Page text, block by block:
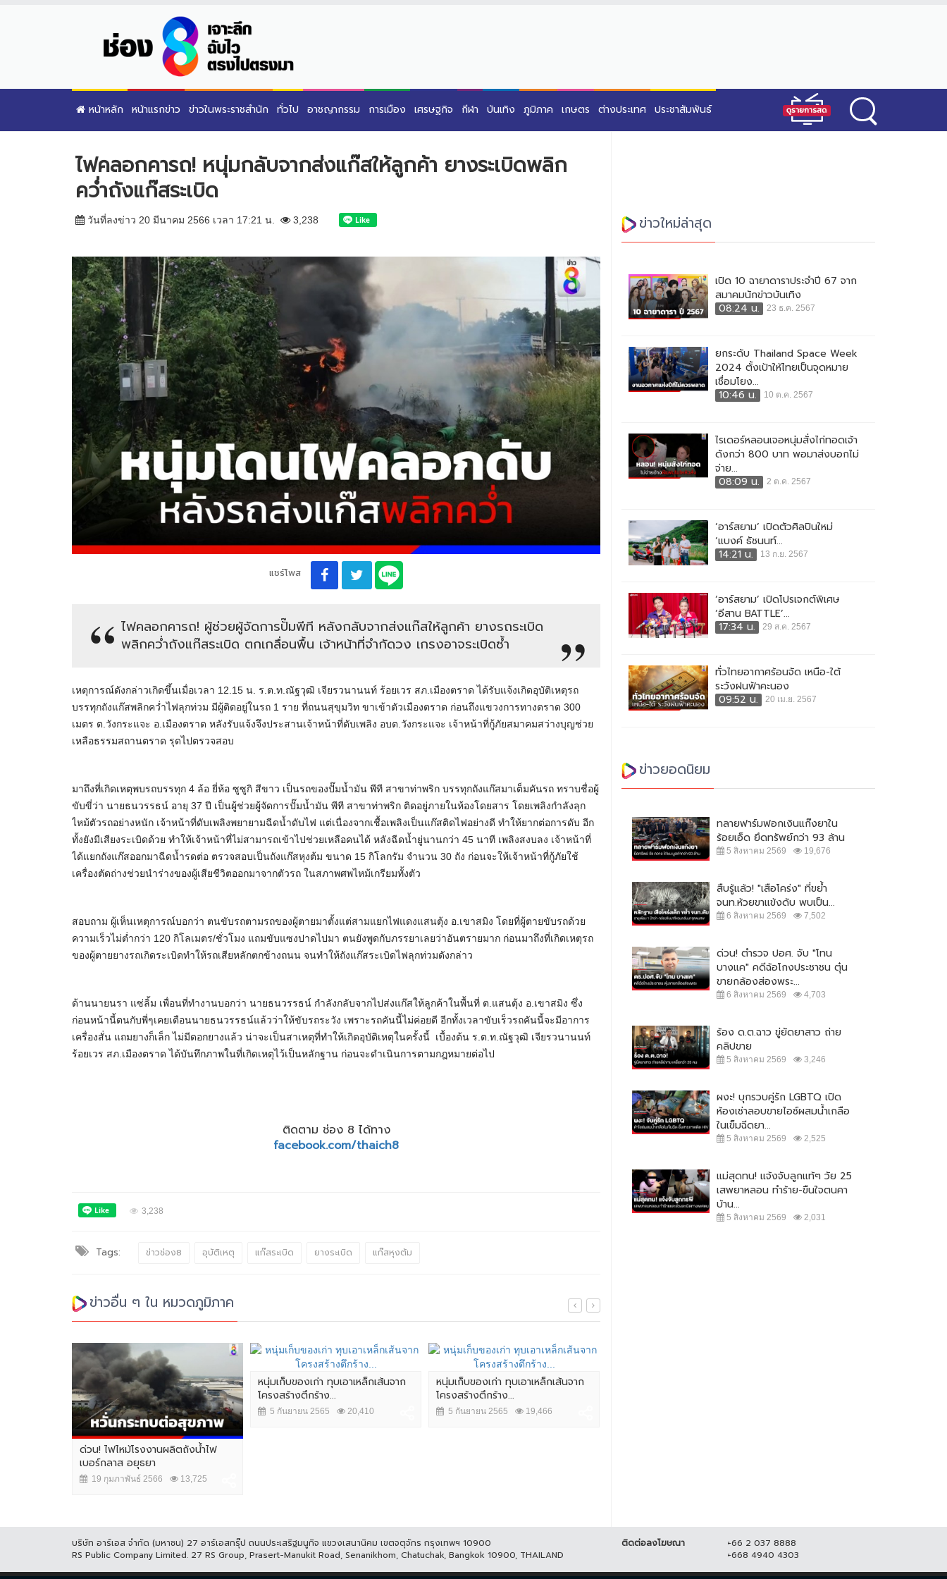
หน้าหลัก หน้าแรกข่าว ข่าวในพระราชสำนัก ทั่วไป อาชญากรรม การเมือง เศรษฐกิจ กีฬา บันเทิง ภูมิภาค เกษตร ต่างประเทศ ประชาสัมพันธ์
ไฟคลอกคารถ! หนุ่มกลับจากส่งแก๊สให้ลูกค้า ยางระเบิดพลิก
คว่ำถังแก๊สระเบิด
วันที่ลงข่าว 20 มีนาคม 2566 เวลา 17:21 น. 3,238
แชร์โพส
ไฟคลอกคารถ! ผู้ช่วยผู้จัดการปั๊มพีที หลังกลับจากส่งแก๊สให้ลูกค้า ยางรถระเบิด
พลิกคว่ำถังแก๊สระเบิด ตกเกลื่อนพื้น เจ้าหน้าที่จำกัดวง เกรงอาจระเบิดซ้ำ
เหตุการณ์ดังกล่าวเกิดขึ้นเมื่อเวลา 12.15 น. ร.ต.ท.ณัฐวุฒิ เจียรวนานนท์ ร้อยเวร สภ.เมืองตราด ได้รับแจ้งเกิดอุบัติเหตุรถ
บรรทุกถังแก๊สพลิกคว่ำไฟลุกท่วม มีผู้ติดอยู่ในรถ 1 ราย ที่ถนนสุขุมวิท ขาเข้าตัวเมืองตราด ก่อนถึงแขวงการทางตราด 300
เมตร ต.วังกระแจะ อ.เมืองตราด หลังรับแจ้งจึงประสานเจ้าหน้าที่ดับเพลิง อบต.วังกระแจะ เจ้าหน้าที่กู้ภัยสมาคมสว่างบุญช่วย
เหลือธรรมสถานตราด รุดไปตรวจสอบ
มาถึงที่เกิดเหตุพบรถบรรทุก 4 ล้อ ยี่ห้อ ซูซูกิ สีขาว เป็นรถของปั๊มน้ำมัน พีที สาขาท่าพริก บรรทุกถังแก๊สมาเต็มคันรถ ทราบชื่อผู้
ขับขี่ว่า นายธนวรรธน์ อายุ 37 ปี เป็นผู้ช่วยผู้จัดการปั๊มน้ำมัน พีที สาขาท่าพริก ติดอยู่ภายในห้องโดยสาร โดยเพลิงกำลังลุก
ไหม้ตัวรถอย่างหนัก เจ้าหน้าที่ดับเพลิงพยายามฉีดน้ำดับไฟ แต่เนื่องจากเชื้อเพลิงเป็นแก๊สติดไฟอย่างดี ทำให้ยากต่อการดับ อีก
ทั้งยังมีเสียงระเบิดด้วย ทำให้เจ้าหน้าที่ไม่สามารถเข้าไปช่วยเหลือคนได้ หลังฉีดน้ำยู่นานกว่า 45 นาที เพลิงสงบลง เจ้าหน้าที่
ได้แยกถังแก๊สออกมาฉีดน้ำรดต่อ ตรวจสอบเป็นถังแก๊สหุงต้ม ขนาด 15 กิโลกรัม จำนวน 30 ถัง ก่อนจะให้เจ้าหน้าที่กู้ภัยใช้
เครื่องตัดถ่างช่วยนำร่างของผู้เสียชีวิตออกมาจากตัวรถ ในสภาพศพไหม้เกรียมทั้งตัว
สอบถาม ผู้เห็นเหตุการณ์บอกว่า ตนขับรถตามรถของผู้ตายมาตั้งแต่สามแยกไฟแดงแสนตุ้ง อ.เขาสมิง โดยที่ผู้ตายขับรถด้วย
ความเร็วไม่ต่ำกว่า 120 กิโลเมตร/ชั่วโมง แถมขับแซงปาดไปมา ตนยังพูดกับภรรยาเลยว่าอันตรายมาก ก่อนมาถึงที่เกิดเหตุรถ
ของผู้ตายยางรถเกิดระเบิดทำให้รถเสียหลักตกข้างถนน จนทำให้ถังแก๊สระเบิดไฟลุกท่วมดังกล่าว
ด้านนายนรา แซ่ลิ้ม เพื่อนที่ทำงานบอกว่า นายธนวรรธน์ กำลังกลับจากไปส่งแก๊สให้ลูกค้าในพื้นที่ ต.แสนตุ้ง อ.เขาสมิง ซึ่ง
ก่อนหน้านี้ตนกับพี่ๆเคยเตือนนายธนวรรธน์แล้วว่าให้ขับรถระวัง เพราะรถคันนี้ไม่ค่อยดี อีกทั้งเวลาขับเร็วรถคันนี้จะมีอาการ
เครื่องสั่น แถมยางก็เล็ก ไม่มีดอกยางแล้ว น่าจะเป็นสาเหตุที่ทำให้เกิดอุบัติเหตุในครั้งนี้ เบื้องต้น ร.ต.ท.ณัฐวุฒิ เจียรวนานนท์
ร้อยเวร สภ.เมืองตราด ได้บันทึกภาพในที่เกิดเหตุไว้เป็นหลักฐาน ก่อนจะดำเนินการตามกฎหมายต่อไป
ติดตาม ช่อง 8 ได้ทาง
facebook.com/thaich8
3,238
Tags: ข่าวช่อง8 อุบัติเหตุ แก๊สระเบิด ยางระเบิด แก๊สหุงต้ม
ข่าวอื่น ๆ ใน หมวดภูมิภาค
ด่วน! ไฟไหม้โรงงานผลิตถังน้ำไฟ
เบอร์กลาส อยุธยา
19 กุมภาพันธ์ 2566 13,725
หนุ่มเก็บของเก่า ทุบเอาเหล็กเส้นจาก
โครงสร้างตึกร้าง...
5 กันยายน 2565 20,410
หนุ่มเก็บของเก่า ทุบเอาเหล็กเส้นจาก
โครงสร้างตึกร้าง...
5 กันยายน 2565 19,466
ข่าวใหม่ล่าสุด
เปิด 10 ฉายาดาราประจำปี 67 จาก
สมาคมนักข่าวบันเทิง
08:24 น.
23 ธ.ค. 2567
ยกระดับ Thailand Space Week
2024 ตั้งเป้าให้ไทยเป็นจุดหมาย
เชื่อมโยง...
10:46 น.
10 ต.ค. 2567
ไรเดอร์หลอนเจอหนุ่มสั่งไก่ทอดเจ้า
ดังกว่า 800 บาท พอมาส่งบอกไม่
จ่าย...
08:09 น.
2 ต.ค. 2567
‘อาร์สยาม’ เปิดตัวศิลปินใหม่
‘แบงค์ ธัชนนท์...
14:21 น.
13 ก.ย. 2567
‘อาร์สยาม’ เปิดโปรเจกต์พิเศษ
‘อีสาน BATTLE’...
17:34 น.
29 ส.ค. 2567
ทั่วไทยอากาศร้อนจัด เหนือ-ใต้
ระวังฝนฟ้าคะนอง
09:52 น.
20 เม.ย. 2567
ข่าวยอดนิยม
ทลายฟาร์มฟอกเงินแก๊งยาใน
ร้อยเอ็ด ยึดทรัพย์กว่า 93 ล้าน
5 สิงหาคม 2569 19,676
สืบรู้แล้ว! "เสือโคร่ง" ที่ขย้ำ
จนท.ห้วยขาแข้งดับ พบเป็น...
6 สิงหาคม 2569 7,502
ด่วน! ตำรวจ ปอศ. จับ "โทน
บางแค" คดีฉ้อโกงประชาชน ตุ๋น
ขายกล้องส่องพระ...
6 สิงหาคม 2569 4,703
ร้อง ด.ต.ฉาว ขู่ยัดยาสาว ถ่าย
คลิปขาย
5 สิงหาคม 2569 3,246
ผงะ! บุกรวบคู่รัก LGBTQ เปิด
ห้องเช่าลอบขายไอซ์ผสมน้ำเกลือ
ในเข็มฉีดยา...
5 สิงหาคม 2569 2,525
แม่สุดทน! แจ้งจับลูกแท้ๆ วัย 25
เสพยาหลอน ทำร้าย-ขืนใจตนคา
บ้าน...
5 สิงหาคม 2569 2,031
บริษัท อาร์เอส จำกัด (มหาชน) 27 อาร์เอสกรุ๊ป ถนนประเสริฐมนูกิจ แขวงเสนานิคม เขตจตุจักร กรุงเทพฯ 10900
RS Public Company Limited. 27 RS Group, Prasert-Manukit Road, Senanikhom, Chatuchak, Bangkok 10900, THAILAND
ติดต่อลงโฆษณา
+66 2 037 8888
+668 4940 4303